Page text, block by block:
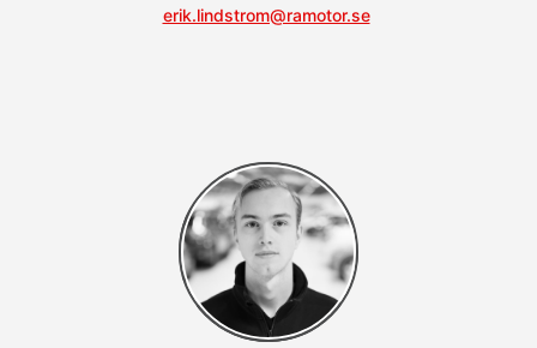
erik.lindstrom@ramotor.se